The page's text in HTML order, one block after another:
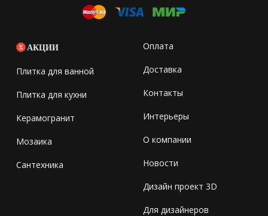
АКЦИИ
Плитка для ванной
Плитка для кухни
Керамогранит
Мозаика
Сантехника
Оплата
Доставка
Контакты
Интерьеры
О компании
Новости
Дизайн проект 3D
Для дизайнеров